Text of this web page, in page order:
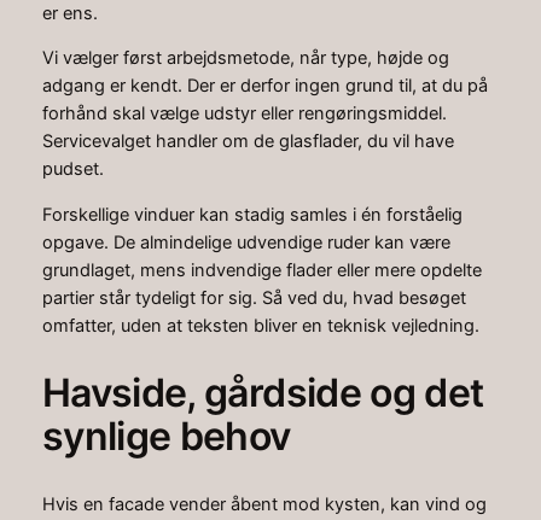
er ens.
Vi vælger først arbejdsmetode, når type, højde og
adgang er kendt. Der er derfor ingen grund til, at du på
forhånd skal vælge udstyr eller rengøringsmiddel.
Servicevalget handler om de glasflader, du vil have
pudset.
Forskellige vinduer kan stadig samles i én forståelig
opgave. De almindelige udvendige ruder kan være
grundlaget, mens indvendige flader eller mere opdelte
partier står tydeligt for sig. Så ved du, hvad besøget
omfatter, uden at teksten bliver en teknisk vejledning.
Havside, gårdside og det
synlige behov
Hvis en facade vender åbent mod kysten, kan vind og